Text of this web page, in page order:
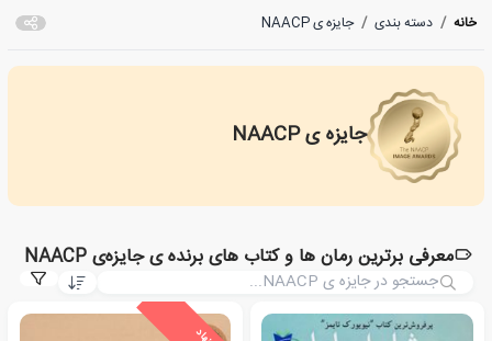
خانه / دسته بندی / جایزه ی NAACP
جایزه ی NAACP
NAACP Image Award
معرفی برترین رمان ها و کتاب های برنده ی جایزه‌ی NAACP